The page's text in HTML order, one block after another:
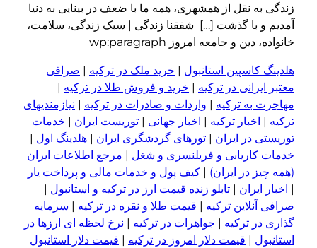
زندگی به نقل از همشهری، همه ما با ضعف در بینایی به دنیا
آمدیم و با گذشت […] شفقنا زندگی | سبک زندگی، سلامت،
خانواده، دین و جامعه امروز wp:paragraph
هلدینگ کاسپین استانبول | خرید ملک در ترکیه | صرافی
معتبر ایرانی در ترکیه | خرید و فروش طلا در ترکیه |
مهاجرت به ترکیه | واردات و صادرات در ترکیه | نیازمندیهای
ترکیه | اخبار ترکیه | اخبار جهانی | توریست ایران | خدمات
توریستی در ایران | تورهای گردشگری ایران | هلدینگ اول |
خدمات کاریابی و فریلنسری و شغل | مرجع اطلاعات ایران
(همه چیز در ایران) | کیف پول و خدمات مالی و پرداخت یار
| اخبار ایران | تابلو زنده قیمت ارز در ترکیه و استانبول |
صرافی آنلاین ترکیه | قیمت طلا و نقره در ترکیه | سرمایه
گذاری در ترکیه | جواهرات در ترکیه | نرخ لحظه ای ارزها در
استانبول | قیمت دلار امروز در ترکیه | قیمت دلار استانبول